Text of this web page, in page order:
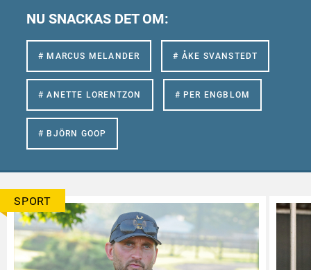
NU SNACKAS DET OM:
# MARCUS MELANDER # ÅKE SVANSTEDT
# ANETTE LORENTZON # PER ENGBLOM
# BJÖRN GOOP
SPORT